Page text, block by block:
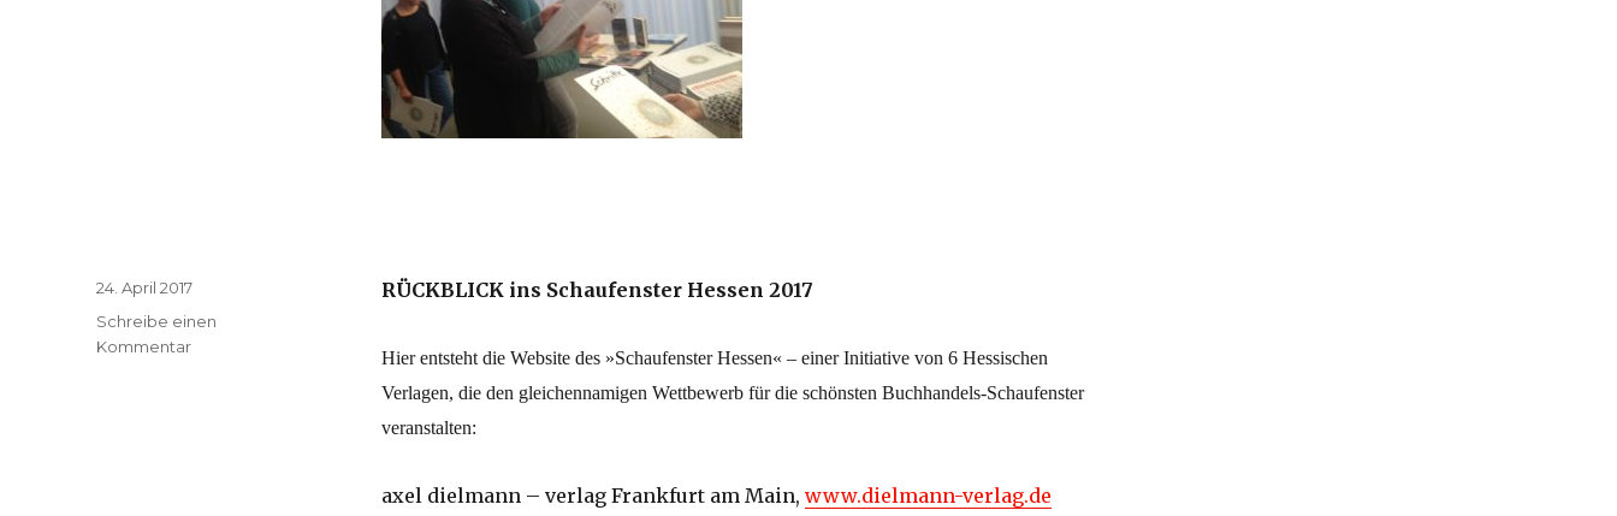
RÜCKBLICK ins Schaufenster Hessen 2017
Hier entsteht die Website des »Schaufenster Hessen« – einer Initiative von 6 Hessischen
Verlagen, die den gleichennamigen Wettbewerb für die schönsten Buchhandels-Schaufenster
veranstalten:
axel dielmann – verlag Frankfurt am Main, www.dielmann-verlag.de
Veröffentlicht
am
24. April 2017
Schreibe einen
Kommentar